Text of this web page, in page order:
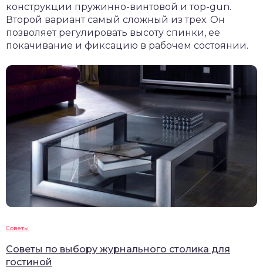
конструкции пружинно-винтовой и тop-gun.
Второй вариант самый сложный из трех. Он
позволяет регулировать высоту спинки, ее
покачивание и фиксацию в рабочем состоянии.
Советы
Советы по выбору журнального столика для
гостиной